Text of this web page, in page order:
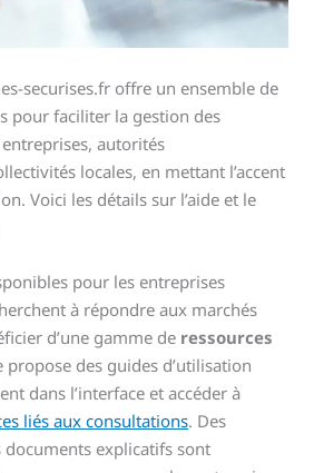
securises.fr offre un ensemble de
pour faciliter la gestion des
autorités
locales, en mettant l’accent
Voici les détails sur l’aide et le
pour les entreprises
à répondre aux marchés
d’une gamme de ressources
propose des guides d’utilisation
dans l’interface et accéder à
liés aux consultations. Des
explicatifs sont